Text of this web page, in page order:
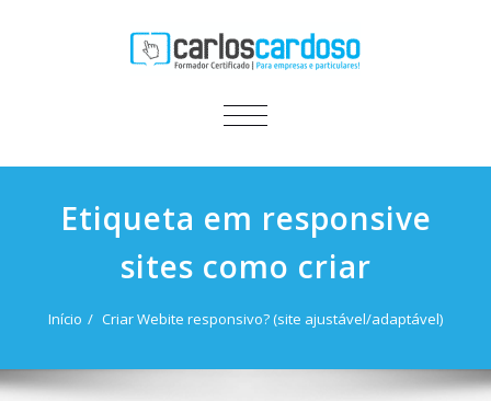
ALTERNAR
Etiqueta em responsive
sites como criar
Início Criar Webite responsivo? (site ajustável/adaptável)